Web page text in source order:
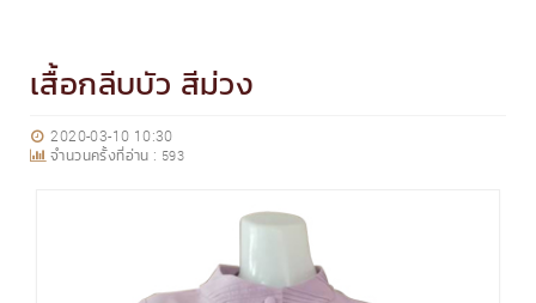
เสื้อกลีบบัว สีม่วง
2020-03-10 10:30
จำนวนครั้งที่อ่าน : 593